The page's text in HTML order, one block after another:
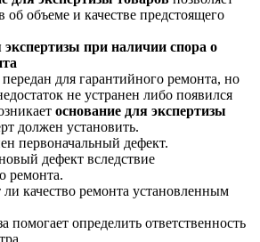
об объеме и качестве предстоящего
при наличии спора о
для гарантийного ремонта, но
не устранен либо появился
основание для экспертизы
должен установить.
первоначальный дефект.
дефект вследствие
ремонта.
ли качество ремонта установленным
помогает определить ответственность